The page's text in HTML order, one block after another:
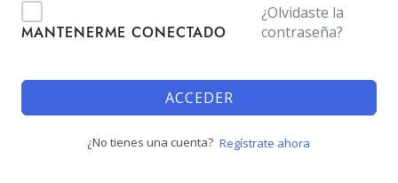
MANTENERME CONECTADO
¿Olvidaste la
contraseña?
ACCEDER
¿No tienes una cuenta? Regístrate ahora